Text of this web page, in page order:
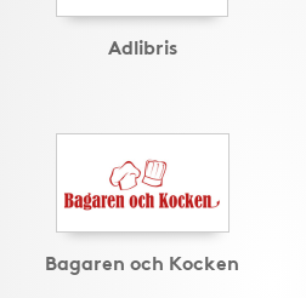
Adlibris
Bagaren och Kocken